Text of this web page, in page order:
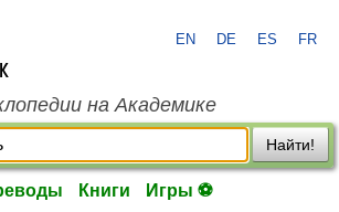
EN DE ES FR
на Академике
Найти!
Книги Игры ⚽